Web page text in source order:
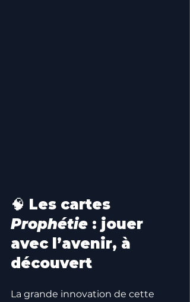
🧠 Les cartes
Prophétie : jouer
avec l’avenir, à
découvert
La grande innovation de cette